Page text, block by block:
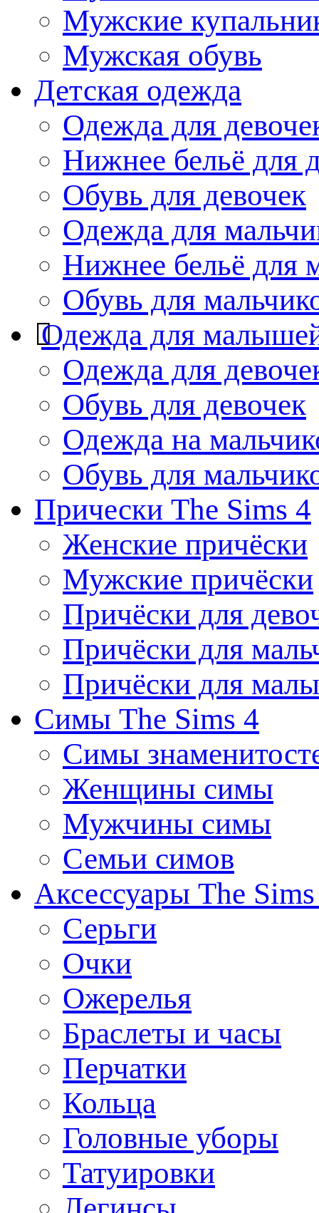
Мужские
Мужская обувь
Детская одежда
Одежда для
Нижнее бельё для
Обувь для девочек
Одежда для
Нижнее бельё для
Обувь для
Одежда для
Одежда для
Обувь для девочек
Одежда на
Обувь для
Прически The Sims 4
Женские причёски
Мужские причёски
Причёски для
Причёски для
Причёски для
Симы The Sims 4
Симы
Женщины симы
Мужчины симы
Семьи симов
Аксессуары The
Серьги
Очки
Ожерелья
Браслеты и часы
Перчатки
Кольца
Головные уборы
Татуировки